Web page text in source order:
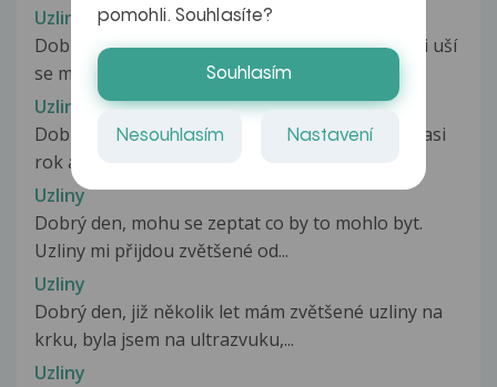
Uzliny
Dobrý den, je mi 15 let a vzadu na krku v urovni uší
se mi udělali 2 uzliny...
Uzliny
Dobry den, mam 27, som tazky ekzematik a uz asi
rok a pol sa potýkam s hmatatelnými...
Uzliny
Dobrý den, mohu se zeptat co by to mohlo byt.
Uzliny mi přijdou zvětšené od...
Uzliny
Dobrý den, již několik let mám zvětšené uzliny na
krku, byla jsem na ultrazvuku,...
Uzliny
pomohli. Souhlasíte?
Souhlasím
Nesouhlasím Nastavení